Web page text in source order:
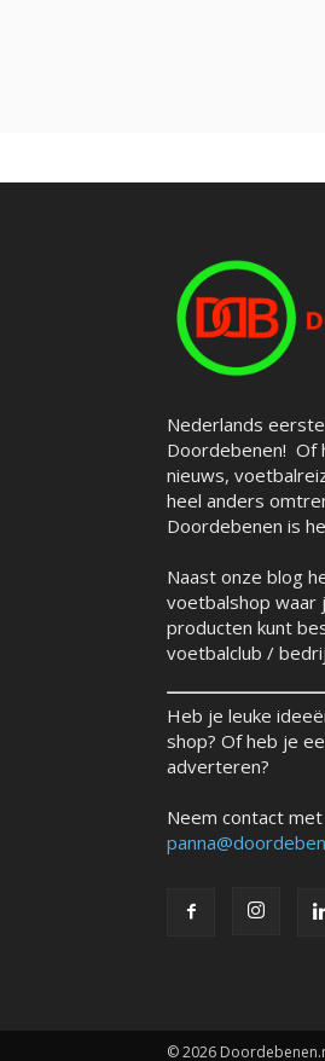
Nederlands
Doordebenen! Of
nieuws,
heel anders
Doordebenen is
Naast onze blog
voetbalshop waar
producten kunt
voetbalclub /
Heb je leuke
shop? Of heb je
adverteren?
Neem contact
© 2026